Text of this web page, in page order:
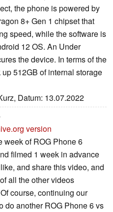
the phone is powered by
8+ Gen 1 chipset that
speed, while the software is
12 OS. An Under
the device. In terms of the
512GB of internal storage
Datum: 13.07.2022
version
week of ROG Phone 6
filmed 1 week in advance
and share this video, and
all the other videos
course, continuing our
do another ROG Phone 6 vs